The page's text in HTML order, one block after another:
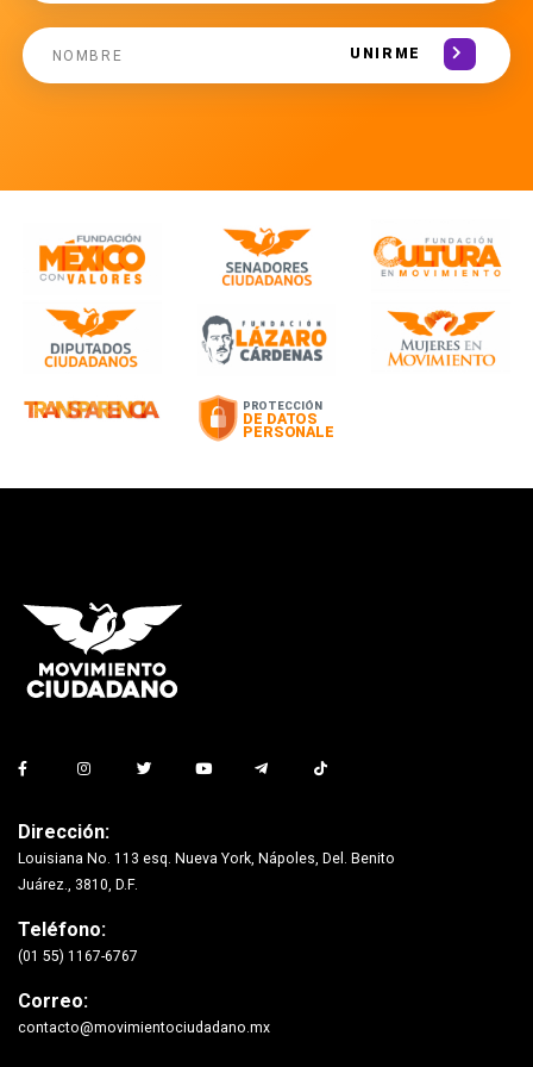
UNIRME
Dirección:
Louisiana No. 113 esq. Nueva York, Nápoles, Del. Benito
Juárez., 3810, D.F.
Teléfono:
(01 55) 1167-6767
Correo:
contacto@movimientociudadano.mx